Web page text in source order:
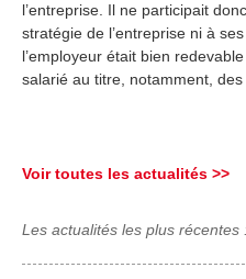
l’entreprise. Il ne participait
stratégie de l’entreprise ni à
l’employeur était bien
salarié au titre, notamment,
Voir toutes les actualités >>
Les actualités les plus récentes